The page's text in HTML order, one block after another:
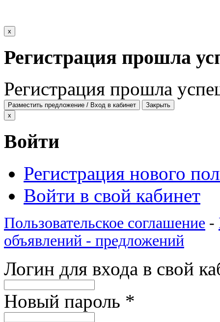
x
Регистрация прошла
Регистрация прошла
Разместить предложение / Вход в кабинет
Закрыть
x
Войти
Регистрация нового
Войти в свой кабинет
Пользовательское соглашение -
объявлений - предложений
Логин для входа в свой
Новый пароль *